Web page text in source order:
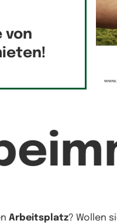
von
Arbeitsplatz? Wollen